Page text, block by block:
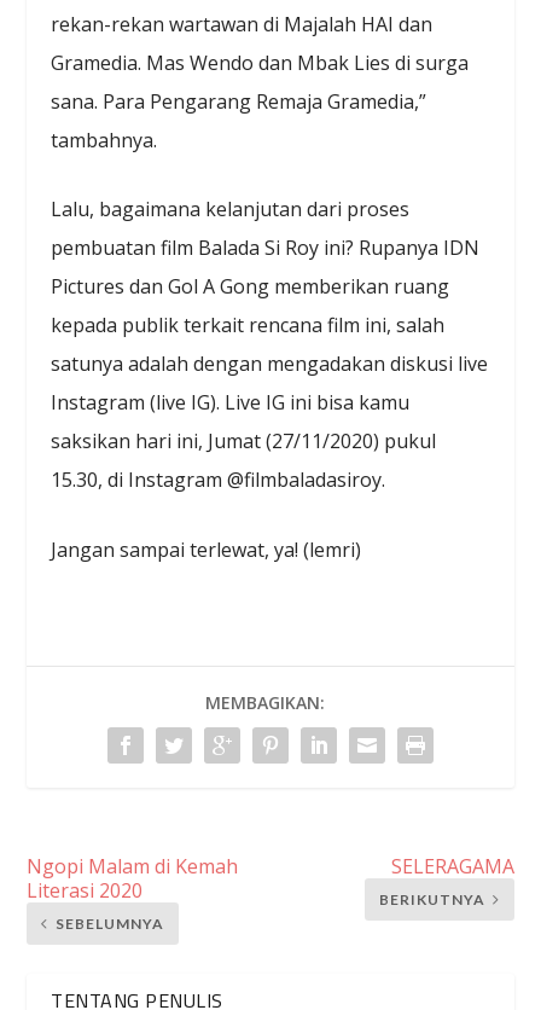
rekan-rekan wartawan di Majalah HAI dan
Gramedia. Mas Wendo dan Mbak Lies di surga
sana. Para Pengarang Remaja Gramedia,”
tambahnya.
Lalu, bagaimana kelanjutan dari proses
pembuatan film Balada Si Roy ini? Rupanya IDN
Pictures dan Gol A Gong memberikan ruang
kepada publik terkait rencana film ini, salah
satunya adalah dengan mengadakan diskusi live
Instagram (live IG). Live IG ini bisa kamu
saksikan hari ini, Jumat (27/11/2020) pukul
15.30, di Instagram @filmbaladasiroy.
Jangan sampai terlewat, ya! (lemri)
MEMBAGIKAN:
Ngopi Malam di Kemah
Literasi 2020
SEBELUMNYA
SELERAGAMA
BERIKUTNYA
TENTANG PENULIS